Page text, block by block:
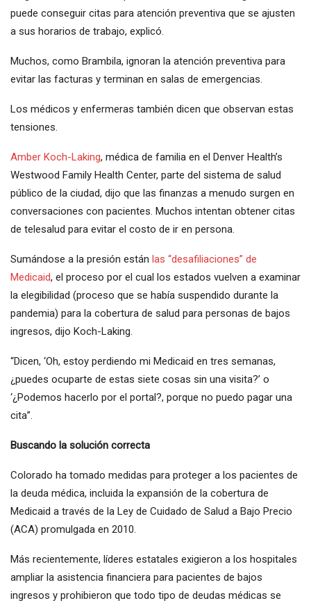
puede conseguir citas para atención preventiva que se ajusten
a sus horarios de trabajo, explicó.
Muchos, como Brambila, ignoran la atención preventiva para
evitar las facturas y terminan en salas de emergencias.
Los médicos y enfermeras también dicen que observan estas
tensiones.
Amber Koch-Laking, médica de familia en el Denver Health’s
Westwood Family Health Center, parte del sistema de salud
público de la ciudad, dijo que las finanzas a menudo surgen en
conversaciones con pacientes. Muchos intentan obtener citas
de telesalud para evitar el costo de ir en persona.
Sumándose a la presión están las “desafiliaciones” de
Medicaid, el proceso por el cual los estados vuelven a examinar
la elegibilidad (proceso que se había suspendido durante la
pandemia) para la cobertura de salud para personas de bajos
ingresos, dijo Koch-Laking.
“Dicen, ‘Oh, estoy perdiendo mi Medicaid en tres semanas,
¿puedes ocuparte de estas siete cosas sin una visita?’ o
‘¿Podemos hacerlo por el portal?, porque no puedo pagar una
cita”.
Buscando la solución correcta
Colorado ha tomado medidas para proteger a los pacientes de
la deuda médica, incluida la expansión de la cobertura de
Medicaid a través de la Ley de Cuidado de Salud a Bajo Precio
(ACA) promulgada en 2010.
Más recientemente, líderes estatales exigieron a los hospitales
ampliar la asistencia financiera para pacientes de bajos
ingresos y prohibieron que todo tipo de deudas médicas se